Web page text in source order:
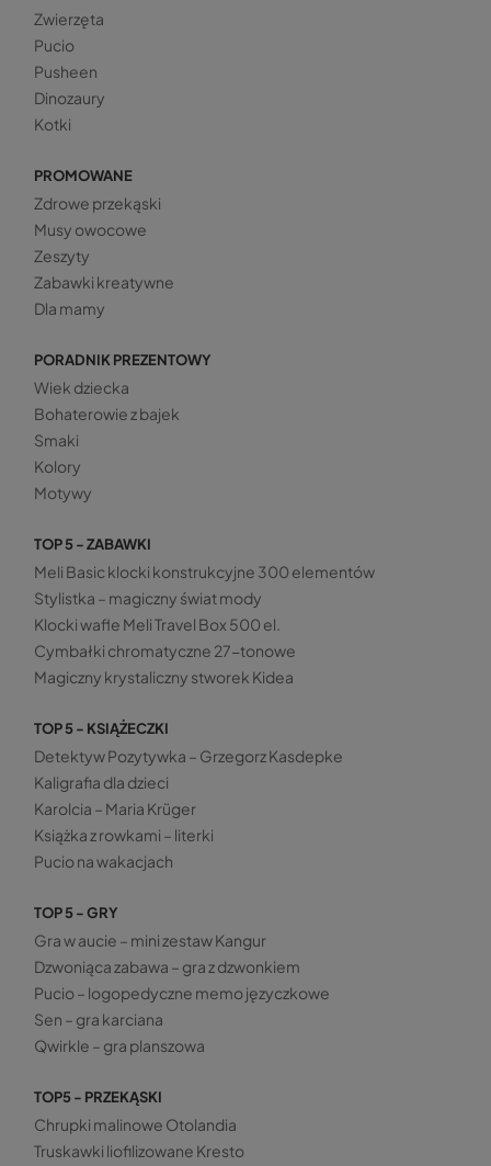
Zwierzęta
Pucio
Pusheen
Dinozaury
Kotki
PROMOWANE
Zdrowe przekąski
Musy owocowe
Zeszyty
Zabawki kreatywne
Dla mamy
PORADNIK PREZENTOWY
Wiek dziecka
Bohaterowie z bajek
Smaki
Kolory
Motywy
TOP 5 - ZABAWKI
Meli Basic klocki konstrukcyjne 300 elementów
Stylistka – magiczny świat mody
Klocki wafle Meli Travel Box 500 el.
Cymbałki chromatyczne 27-tonowe
Magiczny krystaliczny stworek Kidea
TOP 5 - KSIĄŻECZKI
Detektyw Pozytywka – Grzegorz Kasdepke
Kaligrafia dla dzieci
Karolcia – Maria Krüger
Książka z rowkami – literki
Pucio na wakacjach
TOP 5 - GRY
Gra w aucie – mini zestaw Kangur
Dzwoniąca zabawa – gra z dzwonkiem
Pucio – logopedyczne memo języczkowe
Sen – gra karciana
Qwirkle – gra planszowa
TOP5 - PRZEKĄSKI
Chrupki malinowe Otolandia
Truskawki liofilizowane Kresto